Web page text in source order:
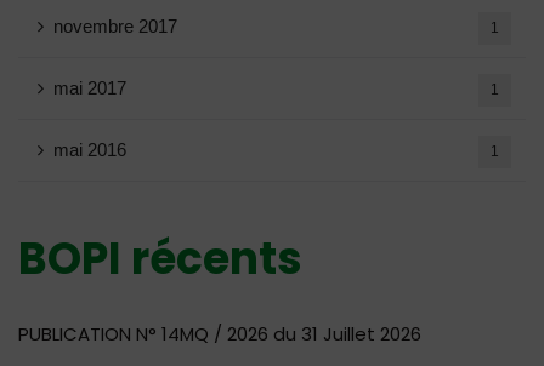
novembre 2017 1
mai 2017 1
mai 2016 1
BOPI récents
PUBLICATION N° 14MQ / 2026 du 31 Juillet 2026